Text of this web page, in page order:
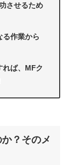
させるため
る作業から
れば、MFク
？そのメ